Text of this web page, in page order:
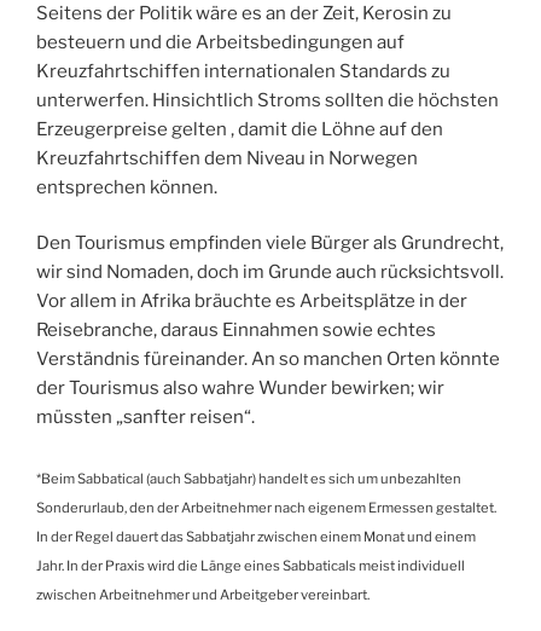
a
n
d
l
i
k
e
i
v
e
r
Seitens der Politik wäre es an der Zeit, Kerosin zu
besteuern und die Arbeitsbedingungen auf
Kreuzfahrtschiffen internationalen Standards zu
unterwerfen. Hinsichtlich Stroms sollten die höchsten
Erzeugerpreise gelten , damit die Löhne auf den
Kreuzfahrtschiffen dem Niveau in Norwegen
entsprechen können.
Den Tourismus empfinden viele Bürger als Grundrecht,
wir sind Nomaden, doch im Grunde auch rücksichtsvoll.
Vor allem in Afrika bräuchte es Arbeitsplätze in der
Reisebranche, daraus Einnahmen sowie echtes
Verständnis füreinander. An so manchen Orten könnte
der Tourismus also wahre Wunder bewirken; wir
müssten „sanfter reisen“.
*Beim Sabbatical (auch Sabbatjahr) handelt es sich um unbezahlten
Sonderurlaub, den der Arbeitnehmer nach eigenem Ermessen gestaltet.
In der Regel dauert das Sabbatjahr zwischen einem Monat und einem
Jahr. In der Praxis wird die Länge eines Sabbaticals meist individuell
zwischen Arbeitnehmer und Arbeitgeber vereinbart.